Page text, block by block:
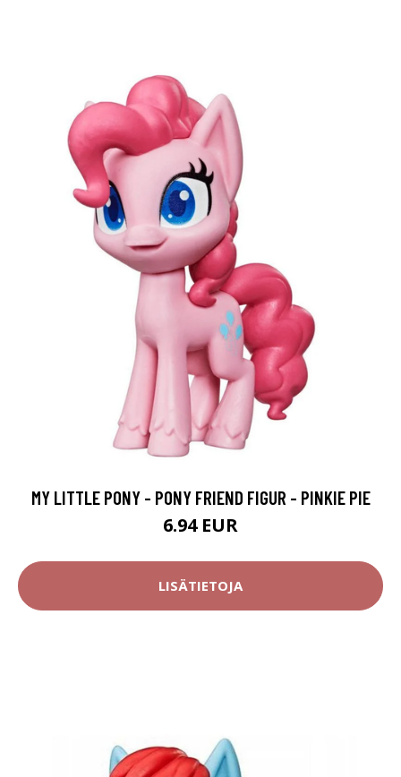
MY LITTLE PONY - PONY FRIEND FIGUR - PINKIE PIE
6.94 EUR
LISÄTIETOJA